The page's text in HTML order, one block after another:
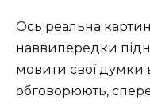
Ось реальна
наввипередки
мовити свої думки
обговорюють,